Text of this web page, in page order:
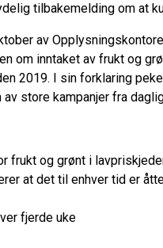
tilbakemelding om at
av
om inntaket av frukt og
2019. I sin forklaring
store kampanjer fra
frukt og grønt i
at det til enhver tid er
fjerde uke